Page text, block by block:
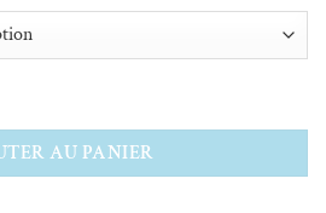
:
$
poivrée
AU PANIER